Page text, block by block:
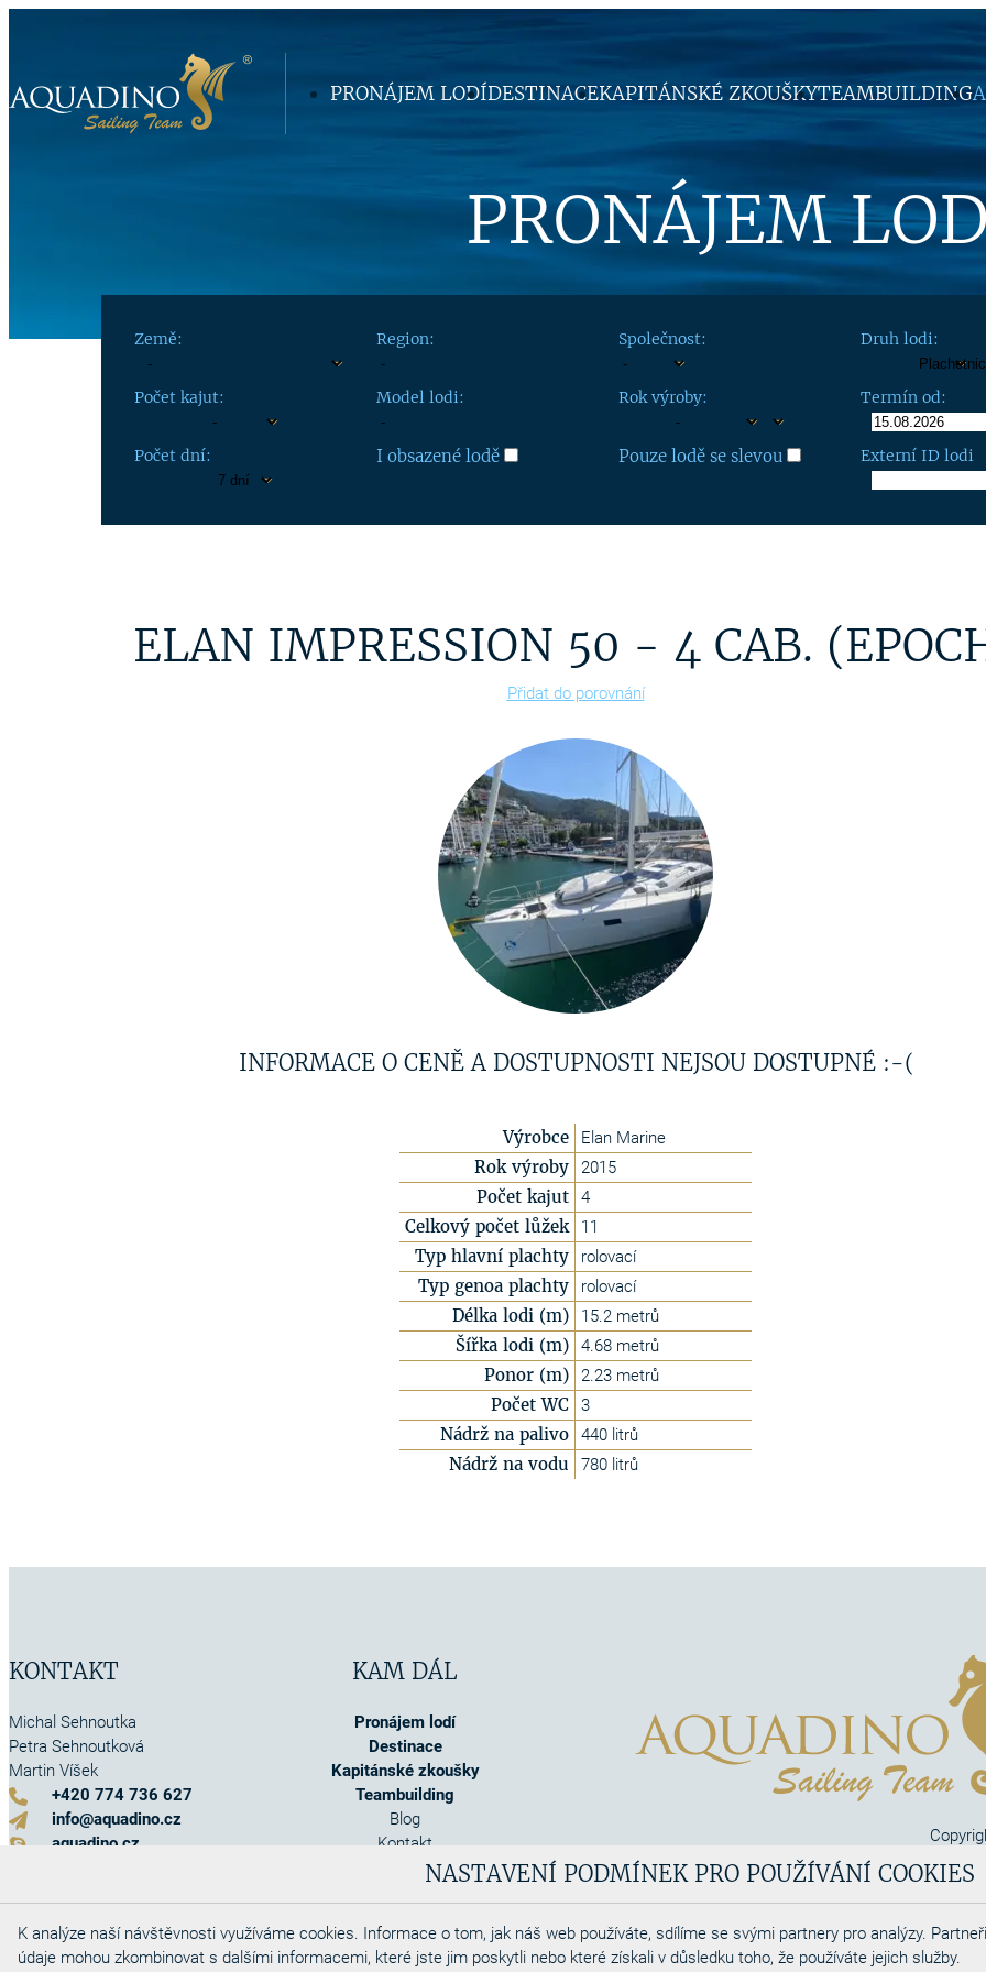
NASTAVENÍ PODMÍNEK PRO POUŽÍVÁNÍ COOKIES
K analýze naší návštěvnosti využíváme cookies. Informace o tom, jak náš web používáte, sdílíme se svými partnery pro analýzy.
údaje mohou zkombinovat s dalšími informacemi, které jste jim poskytli nebo které získali v důsledku toho, že používáte jejich služby.
PRONÁJEM LODÍDESTINACEKAPITÁNSKÉ ZKOUŠKYTEAMBUILDING
PRONÁJEM
Země: Region: Společnost: Druh lodi:
Počet kajut: Model lodi: Rok výroby: Termín od:
Počet dní: I obsazené lodě Pouze lodě se slevou Externí ID lodi
ELAN IMPRESSION 50 - 4 CAB.
Přidat do porovnání
INFORMACE O CENĚ A DOSTUPNOSTI NEJSOU DOSTUPNÉ :-(
Výrobce Elan Marine
Rok výroby 2015
Počet kajut 4
Celkový počet lůžek 11
Typ hlavní plachty rolovací
Typ genoa plachty rolovací
Délka lodi (m) 15.2 metrů
Šířka lodi (m) 4.68 metrů
Ponor (m) 2.23 metrů
Počet WC 3
Nádrž na palivo 440 litrů
Nádrž na vodu 780 litrů
KONTAKT
Michal Sehnoutka
Petra Sehnoutková
Martin Víšek
+420 774 736 627
info@aquadino.cz
aquadino.cz
KAM DÁL
Pronájem lodí
Destinace
Kapitánské zkoušky
Teambuilding
Blog
Kontakt
O nás
Obchodní podmínky
Cookies